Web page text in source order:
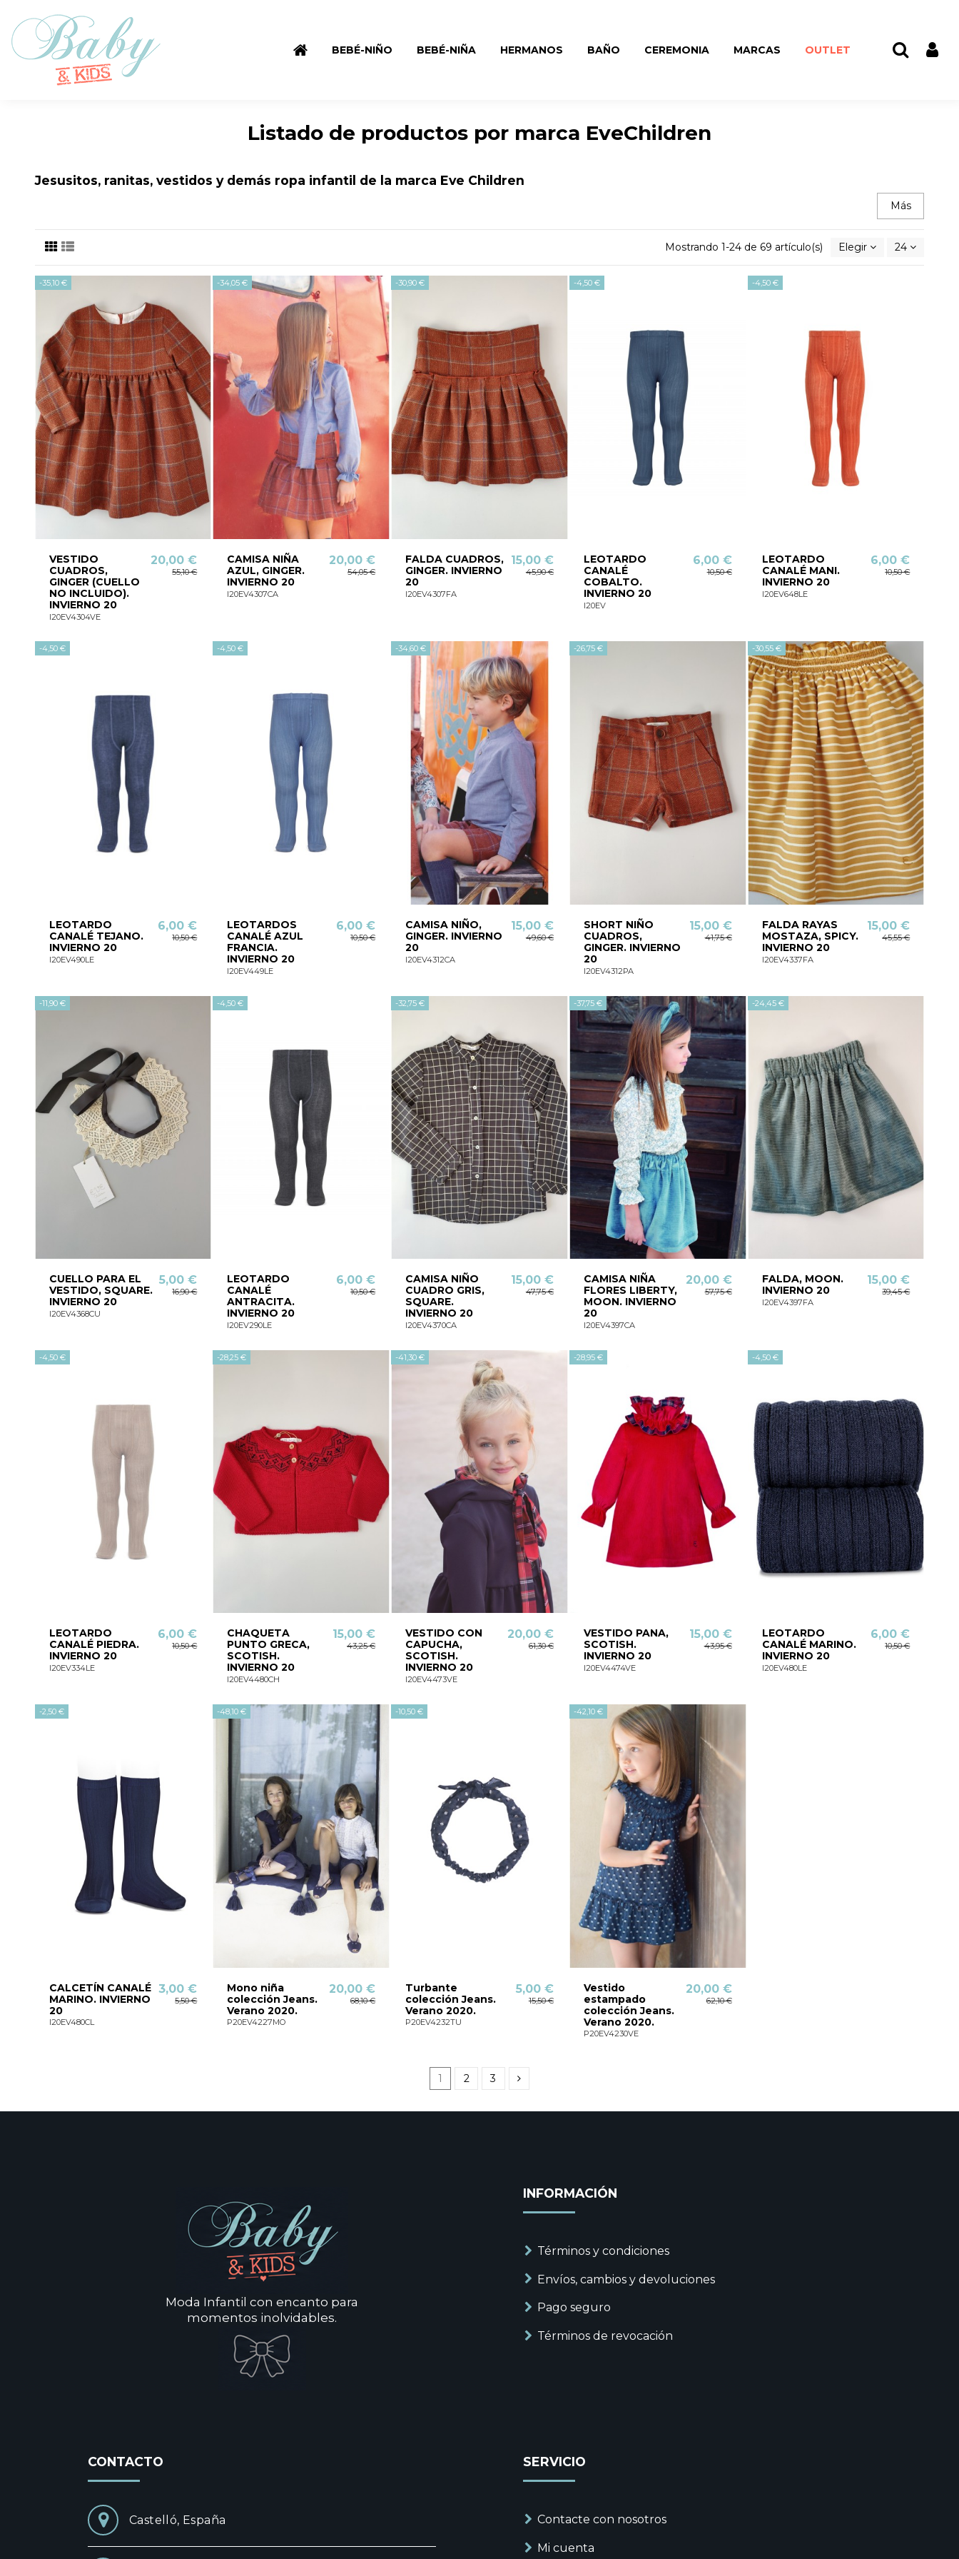
BEBÉ-NIÑO BEBÉ-NIÑA HERMANOS BAÑO CEREMONIA MARCAS OUTLET
Listado de productos por marca EveChildren
Jesusitos, ranitas, vestidos y demás ropa infantil de la marca Eve Children
Más
Mostrando 1-24 de 69 artículo(s) Elegir 24
-35,10 €
VESTIDO
CUADROS,
GINGER (CUELLO
NO INCLUIDO).
INVIERNO 20
I20EV4304VE
20,00 €
55,10 €
-34,05 €
CAMISA NIÑA
AZUL, GINGER.
INVIERNO 20
I20EV4307CA
20,00 €
54,05 €
-30,90 €
FALDA CUADROS,
GINGER. INVIERNO
20
I20EV4307FA
15,00 €
45,90 €
-4,50 €
LEOTARDO
CANALÉ
COBALTO.
INVIERNO 20
I20EV
6,00 €
10,50 €
-4,50 €
LEOTARDO
CANALÉ MANI.
INVIERNO 20
I20EV648LE
6,00 €
10,50 €
-4,50 €
LEOTARDO
CANALÉ TEJANO.
INVIERNO 20
I20EV490LE
6,00 €
10,50 €
-4,50 €
LEOTARDOS
CANALÉ AZUL
FRANCIA.
INVIERNO 20
I20EV449LE
6,00 €
10,50 €
-34,60 €
CAMISA NIÑO,
GINGER. INVIERNO
20
I20EV4312CA
15,00 €
49,60 €
-26,75 €
SHORT NIÑO
CUADROS,
GINGER. INVIERNO
20
I20EV4312PA
15,00 €
41,75 €
-30,55 €
FALDA RAYAS
MOSTAZA, SPICY.
INVIERNO 20
I20EV4337FA
15,00 €
45,55 €
-11,90 €
CUELLO PARA EL
VESTIDO, SQUARE.
INVIERNO 20
I20EV4368CU
5,00 €
16,90 €
-4,50 €
LEOTARDO
CANALÉ
ANTRACITA.
INVIERNO 20
I20EV290LE
6,00 €
10,50 €
-32,75 €
CAMISA NIÑO
CUADRO GRIS,
SQUARE.
INVIERNO 20
I20EV4370CA
15,00 €
47,75 €
-37,75 €
CAMISA NIÑA
FLORES LIBERTY,
MOON. INVIERNO
20
I20EV4397CA
20,00 €
57,75 €
-24,45 €
FALDA, MOON.
INVIERNO 20
I20EV4397FA
15,00 €
39,45 €
-4,50 €
LEOTARDO
CANALÉ PIEDRA.
INVIERNO 20
I20EV334LE
6,00 €
10,50 €
-28,25 €
CHAQUETA
PUNTO GRECA,
SCOTISH.
INVIERNO 20
I20EV4480CH
15,00 €
43,25 €
-41,30 €
VESTIDO CON
CAPUCHA,
SCOTISH.
INVIERNO 20
I20EV4473VE
20,00 €
61,30 €
-28,95 €
VESTIDO PANA,
SCOTISH.
INVIERNO 20
I20EV4474VE
15,00 €
43,95 €
-4,50 €
LEOTARDO
CANALÉ MARINO.
INVIERNO 20
I20EV480LE
6,00 €
10,50 €
-2,50 €
CALCETÍN CANALÉ
MARINO. INVIERNO
20
I20EV480CL
3,00 €
5,50 €
-48,10 €
Mono niña
colección Jeans.
Verano 2020.
P20EV4227MO
20,00 €
68,10 €
-10,50 €
Turbante
colección Jeans.
Verano 2020.
P20EV4232TU
5,00 €
15,50 €
-42,10 €
Vestido
estampado
colección Jeans.
Verano 2020.
P20EV4230VE
20,00 €
62,10 €
1 2 3
Moda Infantil con encanto para
momentos inolvidables.
INFORMACIÓN
Términos y condiciones
Envíos, cambios y devoluciones
Pago seguro
Términos de revocación
CONTACTO
Castelló, España
SERVICIO
Contacte con nosotros
Mi cuenta